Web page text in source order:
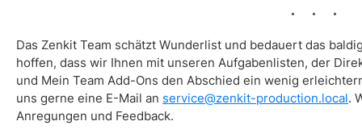
Das Zenkit Team schätzt Wunderlist und bedauert das
hoffen, dass wir Ihnen mit unseren Aufgabenlisten, der
und Mein Team Add-Ons den Abschied ein wenig
uns gerne eine E-Mail an service@zenkit-production.local.
Anregungen und Feedback.